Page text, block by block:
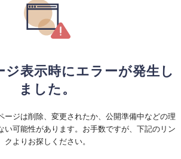
ジ表示時にエラーが発生し
ました。
ージは削除、変更されたか、公開準備中などの理
い可能性があります。お手数ですが、下記のリン
クよりお探しください。